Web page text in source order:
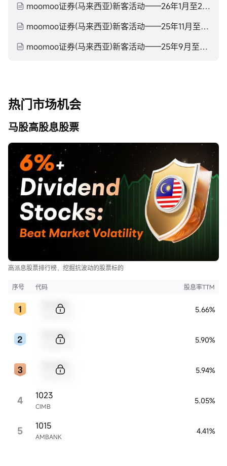
moomoo证券(马来西亚)新客活动——26年1月至26年3月
moomoo证券(马来西亚)新客活动——25年11月至26年1月
moomoo证券(马来西亚)新客活动——25年9月至25年11月
热门市场机会
马股高股息股票
高派息股票排行榜，挖掘抗波动的股票标的
序号 代码 股息率TTM
5.66%
5.90%
5.94%
4 CIMB
1023 5.05%
5 AMBANK
1015 4.41%